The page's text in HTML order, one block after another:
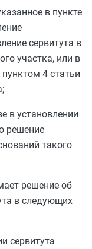
в пункте
сервитута в
участка, или в
пунктом 4 статьи
в установлении
решение
такого
решение об
в следующих
сервитута